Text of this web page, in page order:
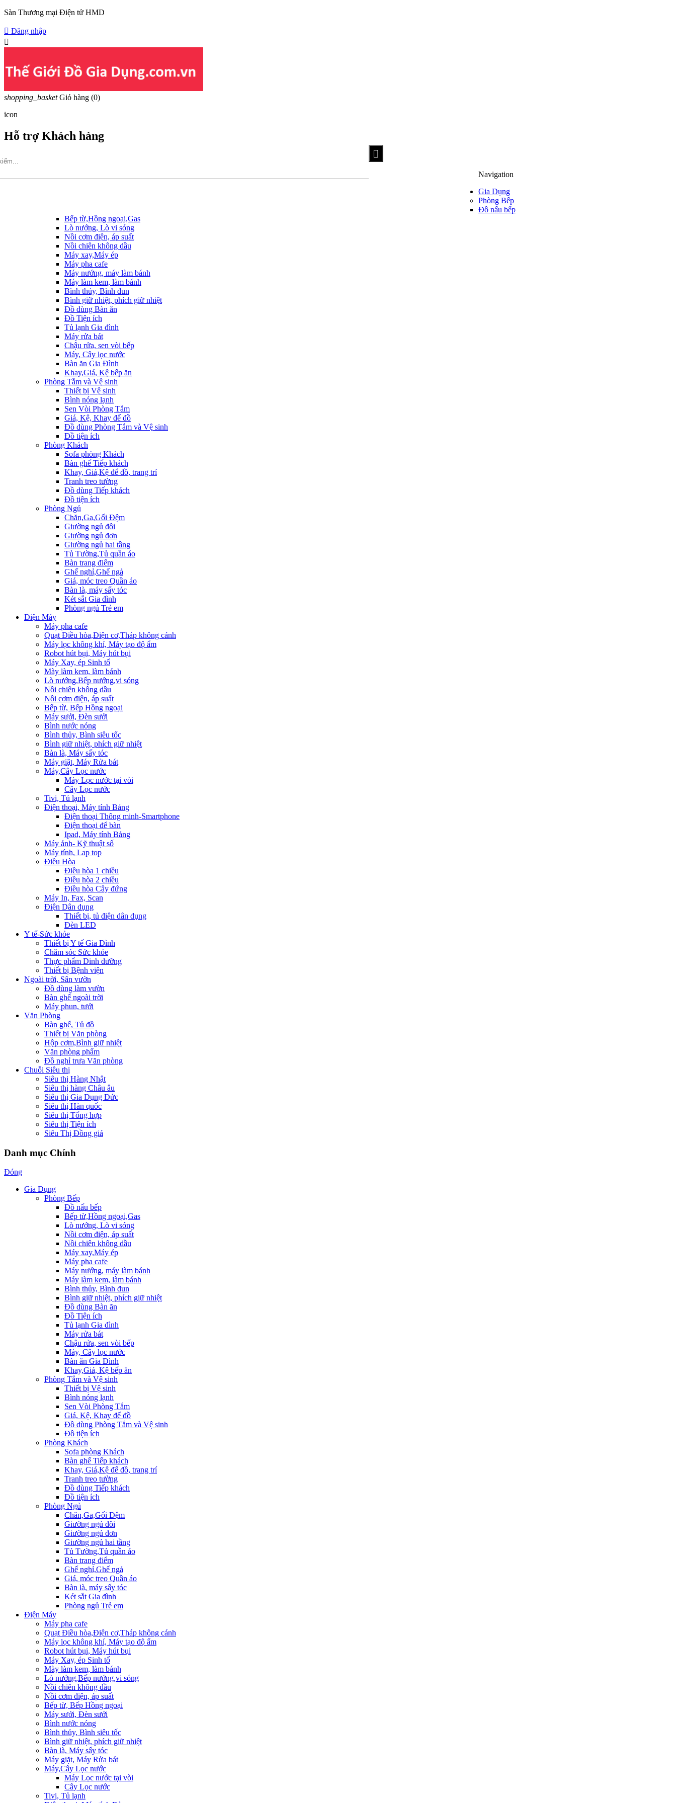
Sàn Thương mại Điện tử HMD
 Đăng nhập

shopping_basket Giỏ hàng (0)
icon
Hỗ trợ Khách hàng
Hotline: 09317.456.44
Navigation
Gia Dụng
Phòng Bếp
Đồ nấu bếp
Bếp từ,Hồng ngoại,Gas
Lò nướng, Lò vi sóng
Nồi cơm điện, áp suất
Nồi chiên không dầu
Máy xay,Máy ép
Máy pha cafe
Máy nướng, máy làm bánh
Máy làm kem, làm bánh
Bình thủy, Bình đun
Bình giữ nhiệt, phích giữ nhiệt
Đồ dùng Bàn ăn
Đồ Tiện ích
Tủ lạnh Gia đình
Máy rửa bát
Chậu rửa, sen vòi bếp
Máy, Cây lọc nước
Bàn ăn Gia Đình
Khay,Giá, Kệ bếp ăn
Phòng Tắm và Vệ sinh
Thiết bị Vệ sinh
Bình nóng lạnh
Sen Vòi Phòng Tắm
Giá, Kệ, Khay để đồ
Đồ dùng Phòng Tắm và Vệ sinh
Đồ tiện ích
Phòng Khách
Sofa phòng Khách
Bàn ghế Tiếp khách
Khay, Giá,Kệ để đồ, trang trí
Tranh treo tường
Đồ dùng Tiếp khách
Đồ tiện ích
Phòng Ngủ
Chăn,Ga,Gối Đệm
Giường ngủ đôi
Giường ngủ đơn
Giường ngủ hai tầng
Tủ Tường,Tủ quần áo
Bàn trang điểm
Ghế nghỉ,Ghế ngả
Giá, móc treo Quần áo
Bàn là, máy sấy tóc
Két sắt Gia đình
Phòng ngủ Trẻ em
Điện Máy
Máy pha cafe
Quạt Điều hòa,Điện cơ,Tháp không cánh
Máy lọc không khí, Máy tạo độ ẩm
Robot hút bụi, Máy hút bụi
Máy Xay, ép Sinh tố
Mày làm kem, làm bánh
Lò nướng,Bếp nướng,vi sóng
Nồi chiên không dầu
Nồi cơm điện, áp suất
Bếp từ, Bếp Hồng ngoại
Máy sưởi, Đèn sưởi
Bình nước nóng
Bình thủy, Bình siêu tốc
Bình giữ nhiệt, phích giữ nhiệt
Bàn là, Máy sấy tóc
Máy giặt, Máy Rửa bát
Máy,Cây Lọc nước
Máy Lọc nước tại vòi
Cây Lọc nước
Tivi, Tủ lạnh
Điện thoại, Máy tính Bảng
Điện thoại Thông minh-Smartphone
Điện thoại để bàn
Ipad, Máy tính Bảng
Máy ảnh- Kỹ thuật số
Máy tính, Lap top
Điều Hòa
Điều hòa 1 chiều
Điều hòa 2 chiều
Điều hòa Cây đứng
Máy In, Fax, Scan
Điện Dân dụng
Thiết bị, tủ điện dân dụng
Đèn LED
Y tế-Sức khỏe
Thiết bị Y tế Gia Đình
Chăm sóc Sức khỏe
Thực phẩm Dinh dưỡng
Thiết bị Bệnh viện
Ngoài trời, Sân vườn
Đồ dùng làm vườn
Bàn ghế ngoài trời
Máy phun, tưới
Văn Phòng
Bàn ghế, Tủ đồ
Thiết bị Văn phòng
Hộp cơm,Bình giữ nhiệt
Văn phòng phẩm
Đồ nghỉ trưa Văn phòng
Chuỗi Siêu thị
Siêu thị Hàng Nhật
Siêu thị hàng Châu âu
Siêu thị Gia Dụng Đức
Siêu thị Hàn quốc
Siêu thị Tổng hợp
Siêu thị Tiện ích
Siêu Thị Đồng giá
Danh mục Chính
Đóng
Gia Dụng
Phòng Bếp
Đồ nấu bếp
Bếp từ,Hồng ngoại,Gas
Lò nướng, Lò vi sóng
Nồi cơm điện, áp suất
Nồi chiên không dầu
Máy xay,Máy ép
Máy pha cafe
Máy nướng, máy làm bánh
Máy làm kem, làm bánh
Bình thủy, Bình đun
Bình giữ nhiệt, phích giữ nhiệt
Đồ dùng Bàn ăn
Đồ Tiện ích
Tủ lạnh Gia đình
Máy rửa bát
Chậu rửa, sen vòi bếp
Máy, Cây lọc nước
Bàn ăn Gia Đình
Khay,Giá, Kệ bếp ăn
Phòng Tắm và Vệ sinh
Thiết bị Vệ sinh
Bình nóng lạnh
Sen Vòi Phòng Tắm
Giá, Kệ, Khay để đồ
Đồ dùng Phòng Tắm và Vệ sinh
Đồ tiện ích
Phòng Khách
Sofa phòng Khách
Bàn ghế Tiếp khách
Khay, Giá,Kệ để đồ, trang trí
Tranh treo tường
Đồ dùng Tiếp khách
Đồ tiện ích
Phòng Ngủ
Chăn,Ga,Gối Đệm
Giường ngủ đôi
Giường ngủ đơn
Giường ngủ hai tầng
Tủ Tường,Tủ quần áo
Bàn trang điểm
Ghế nghỉ,Ghế ngả
Giá, móc treo Quần áo
Bàn là, máy sấy tóc
Két sắt Gia đình
Phòng ngủ Trẻ em
Điện Máy
Máy pha cafe
Quạt Điều hòa,Điện cơ,Tháp không cánh
Máy lọc không khí, Máy tạo độ ẩm
Robot hút bụi, Máy hút bụi
Máy Xay, ép Sinh tố
Mày làm kem, làm bánh
Lò nướng,Bếp nướng,vi sóng
Nồi chiên không dầu
Nồi cơm điện, áp suất
Bếp từ, Bếp Hồng ngoại
Máy sưởi, Đèn sưởi
Bình nước nóng
Bình thủy, Bình siêu tốc
Bình giữ nhiệt, phích giữ nhiệt
Bàn là, Máy sấy tóc
Máy giặt, Máy Rửa bát
Máy,Cây Lọc nước
Máy Lọc nước tại vòi
Cây Lọc nước
Tivi, Tủ lạnh